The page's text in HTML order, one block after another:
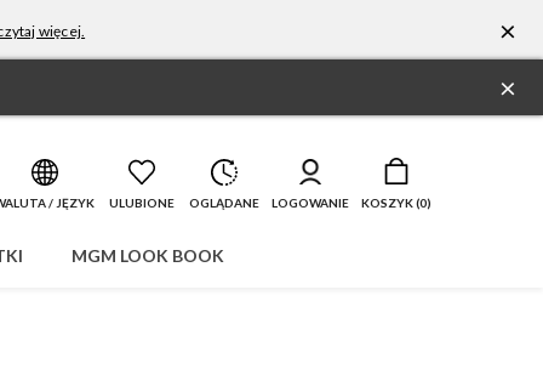
więcej.
×
×
/ JĘZYK ULUBIONE OGLĄDANE LOGOWANIE KOSZYK (0)
MGM LOOK BOOK